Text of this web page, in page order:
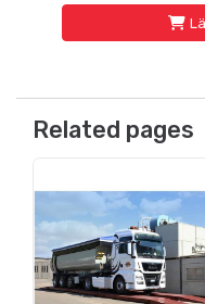
Related pages